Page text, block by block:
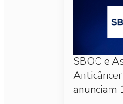
SBOC e
anunciam